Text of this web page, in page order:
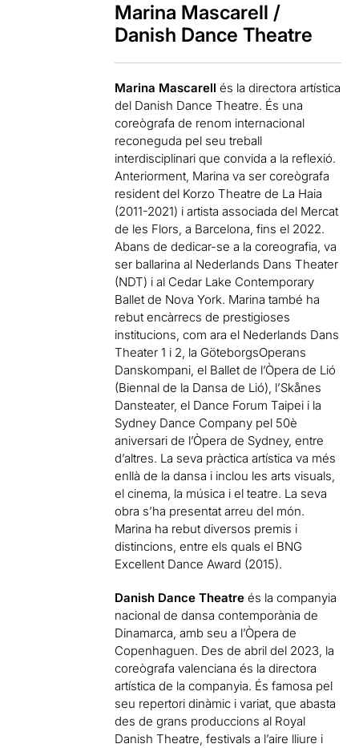
Marina Mascarell /
Danish Dance Theatre
Marina Mascarell és la directora artística
del Danish Dance Theatre. És una
coreògrafa de renom internacional
reconeguda pel seu treball
interdisciplinari que convida a la reflexió.
Anteriorment, Marina va ser coreògrafa
resident del Korzo Theatre de La Haia
(2011-2021) i artista associada del Mercat
de les Flors, a Barcelona, fins el 2022.
Abans de dedicar-se a la coreografia, va
ser ballarina al Nederlands Dans Theater
(NDT) i al Cedar Lake Contemporary
Ballet de Nova York. Marina també ha
rebut encàrrecs de prestigioses
institucions, com ara el Nederlands Dans
Theater 1 i 2, la GöteborgsOperans
Danskompani, el Ballet de l’Òpera de Lió
(Biennal de la Dansa de Lió), l’Skånes
Dansteater, el Dance Forum Taipei i la
Sydney Dance Company pel 50è
aniversari de l’Òpera de Sydney, entre
d’altres. La seva pràctica artística va més
enllà de la dansa i inclou les arts visuals,
el cinema, la música i el teatre. La seva
obra s’ha presentat arreu del món.
Marina ha rebut diversos premis i
distincions, entre els quals el BNG
Excellent Dance Award (2015).
Danish Dance Theatre és la companyia
nacional de dansa contemporània de
Dinamarca, amb seu a l’Òpera de
Copenhaguen. Des de abril del 2023, la
coreògrafa valenciana és la directora
artística de la companyia. És famosa pel
seu repertori dinàmic i variat, que abasta
des de grans produccions al Royal
Danish Theatre, festivals a l’aire lliure i